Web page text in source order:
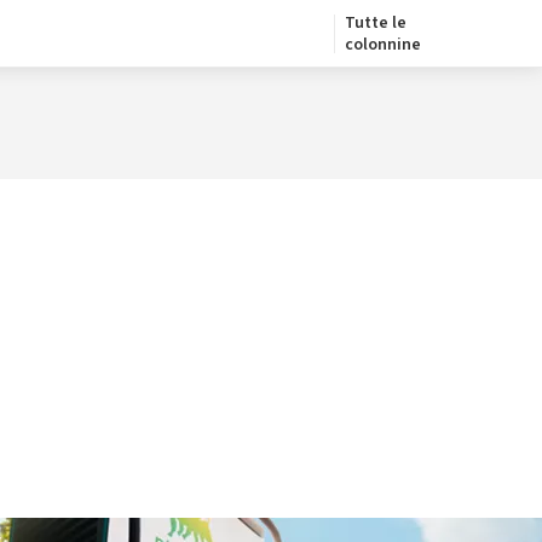
Tutte le
colonnine